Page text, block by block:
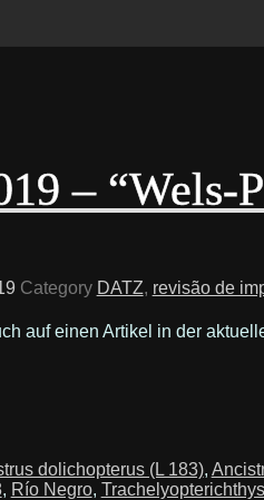
– “Wels-
Category DATZ, revisão de
auf einen Artikel in der
dolichopterus (L 183),
, Río Negro,